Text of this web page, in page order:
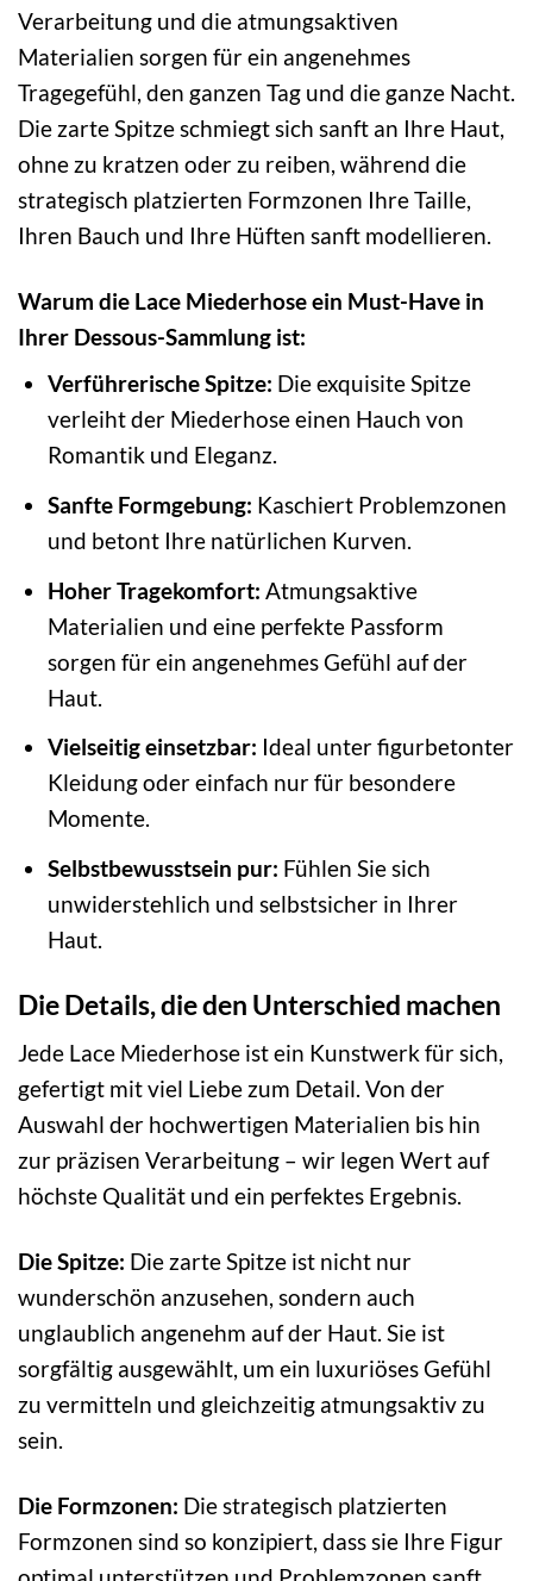
Verarbeitung und die atmungsaktiven
Materialien sorgen für ein angenehmes
Tragegefühl, den ganzen Tag und die ganze Nacht.
Die zarte Spitze schmiegt sich sanft an Ihre Haut,
ohne zu kratzen oder zu reiben, während die
strategisch platzierten Formzonen Ihre Taille,
Ihren Bauch und Ihre Hüften sanft modellieren.
Warum die Lace Miederhose ein Must-Have in
Ihrer Dessous-Sammlung ist:
Verführerische Spitze: Die exquisite Spitze
verleiht der Miederhose einen Hauch von
Romantik und Eleganz.
Sanfte Formgebung: Kaschiert Problemzonen
und betont Ihre natürlichen Kurven.
Hoher Tragekomfort: Atmungsaktive
Materialien und eine perfekte Passform
sorgen für ein angenehmes Gefühl auf der
Haut.
Vielseitig einsetzbar: Ideal unter figurbetonter
Kleidung oder einfach nur für besondere
Momente.
Selbstbewusstsein pur: Fühlen Sie sich
unwiderstehlich und selbstsicher in Ihrer
Haut.
Die Details, die den Unterschied machen
Jede Lace Miederhose ist ein Kunstwerk für sich,
gefertigt mit viel Liebe zum Detail. Von der
Auswahl der hochwertigen Materialien bis hin
zur präzisen Verarbeitung – wir legen Wert auf
höchste Qualität und ein perfektes Ergebnis.
Die Spitze: Die zarte Spitze ist nicht nur
wunderschön anzusehen, sondern auch
unglaublich angenehm auf der Haut. Sie ist
sorgfältig ausgewählt, um ein luxuriöses Gefühl
zu vermitteln und gleichzeitig atmungsaktiv zu
sein.
Die Formzonen: Die strategisch platzierten
Formzonen sind so konzipiert, dass sie Ihre Figur